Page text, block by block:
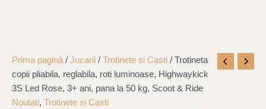
Prima pagină / Jucarii / Trotinete si Casti / Trotineta
copii pliabila, reglabila, roti luminoase, Highwaykick
3S Led Rose, 3+ ani, pana la 50 kg, Scoot & Ride
Noutati, Trotinete si Casti
Cantitate
Trotineta
copii
pliabila,